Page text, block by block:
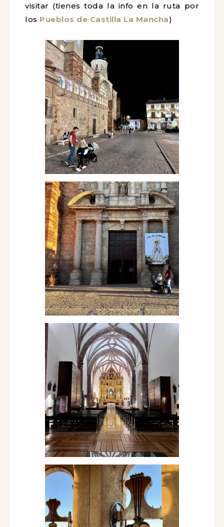
visitar (tienes toda la info en la ruta por
los Pueblos de Castilla La Mancha)